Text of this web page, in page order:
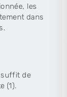
les
dans
suffit de
(1).